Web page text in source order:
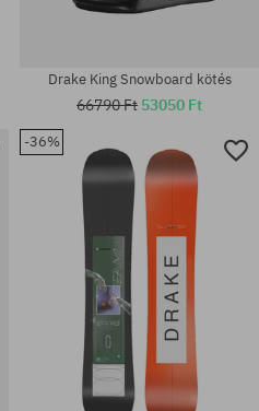
univerzális méret
Drake King Snowboard kötés
66790 Ft 53050 Ft
-36%